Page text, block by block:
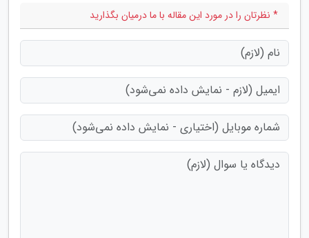
* نظرتان را در مورد این مقاله با ما درمیان بگذارید